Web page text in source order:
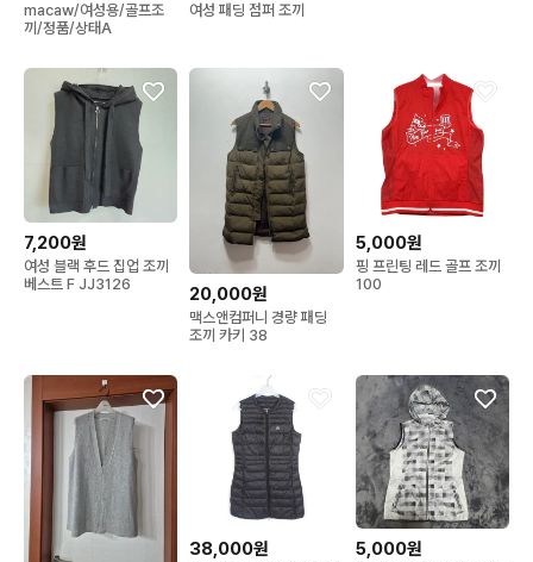
macaw/여성용/골프조
끼/정품/상태A
여성 패딩 점퍼 조끼
7,200원
여성 블랙 후드 집업 조끼
베스트 F JJ3126
20,000원
맥스앤컴퍼니 경량 패딩
조끼 카키 38
5,000원
핑 프린팅 레드 골프 조끼
100
38,000원 5,000원